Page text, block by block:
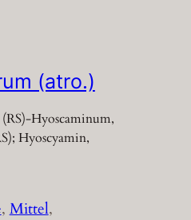
(atro.)
Hyoscaminum,
Hyoscyamin,
, Mittel